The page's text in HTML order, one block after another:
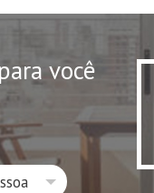
para você